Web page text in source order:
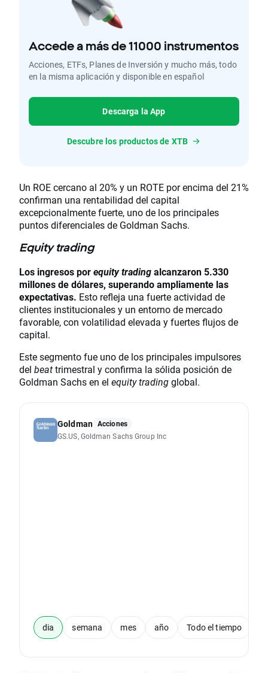
Accede a más de 11000 instrumentos
Acciones, ETFs, Planes de Inversión y mucho más, todo
en la misma aplicación y disponible en español
Descarga la App
Descubre los productos de XTB
Un ROE cercano al 20% y un ROTE por encima del 21%
confirman una rentabilidad del capital
excepcionalmente fuerte, uno de los principales
puntos diferenciales de Goldman Sachs.
Equity trading
Los ingresos porequity tradingalcanzaron 5.330
millones de dólares, superando ampliamente las
expectativas. Esto refleja una fuerte actividad de
clientes institucionales y un entorno de mercado
favorable, con volatilidad elevada y fuertes flujos de
capital.
Este segmento fue uno de los principales impulsores
del beattrimestral y confirma la sólida posición de
Goldman Sachs en el equity tradingglobal.
Goldman Acciones
GS.US, Goldman Sachs Group Inc
dia semana mes año Todo el tiempo